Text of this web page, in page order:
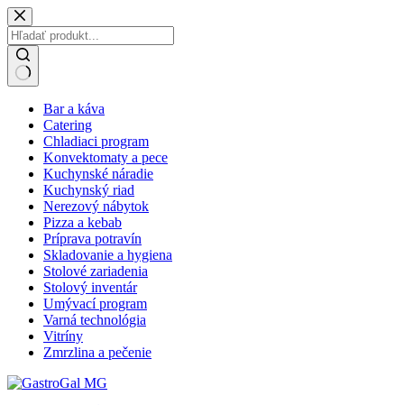
Skip
to
content
results Bar a káva
Catering
Chladiaci program
Konvektomaty a pece
Kuchynské náradie
Kuchynský riad
Nerezový nábytok
Pizza a kebab
Príprava potravín
Skladovanie a hygiena
Stolové zariadenia
Stolový inventár
Umývací program
Varná technológia
Vitríny
Zmrzlina a pečenie